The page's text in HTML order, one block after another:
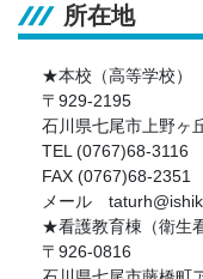
所在地
★本校（高等学校）
〒929-2195
石川県七尾市上野ヶ
TEL (0767)68-3116
FAX (0767)68-
メール
★看護教育棟（衛生
〒926-0816